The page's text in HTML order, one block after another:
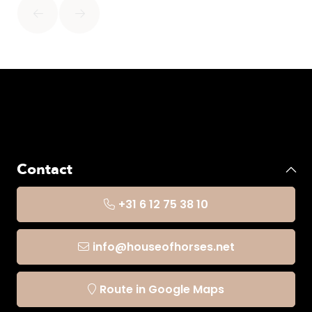
- makkelijk onderhoud
- Tijdens de fabricage is er ook een antibacteriële
behandeling op de stof toegepast om het ontstaan ​​van
slechte geurtjes te beperken.
Maat- en verzorgingsadvies:
Contact
+31 6 12 75 38 10
info@houseofhorses.net
Route in Google Maps